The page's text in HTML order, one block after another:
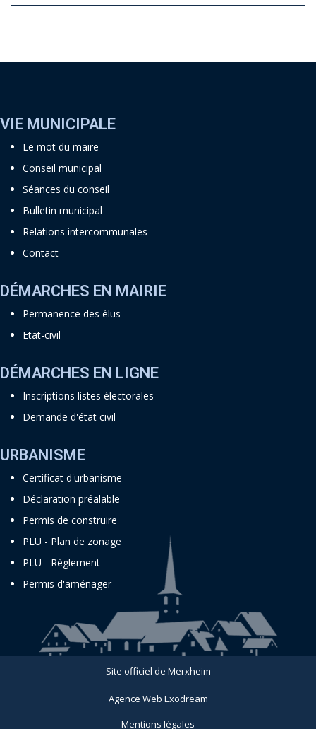
VIE MUNICIPALE
Le mot du maire
Conseil municipal
Séances du conseil
Bulletin municipal
Relations intercommunales
Contact
DÉMARCHES EN MAIRIE
Permanence des élus
Etat-civil
DÉMARCHES EN LIGNE
Inscriptions listes électorales
Demande d'état civil
URBANISME
Certificat d'urbanisme
Déclaration préalable
Permis de construire
PLU - Plan de zonage
PLU - Règlement
Permis d'aménager
Site officiel de Merxheim
Agence Web Exodream
Mentions légales